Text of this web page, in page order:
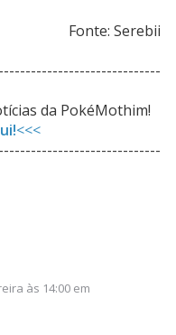
Fonte: Serebii
da PokéMothim!
<<<
às 14:00 em